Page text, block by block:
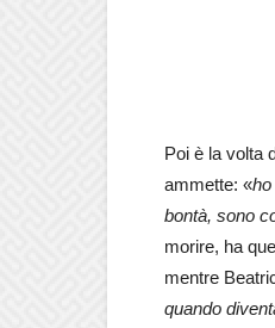
Poi è la volta
ammette: «
bontà, sono
morire, ha
mentre
quando